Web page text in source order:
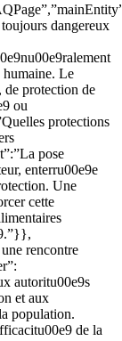
dangereux
humaine. Le
de protection de
ou
protections
pose
enterru00e9e
Une
cette
rencontre
autoritu00e9s
et aux
population.
de la